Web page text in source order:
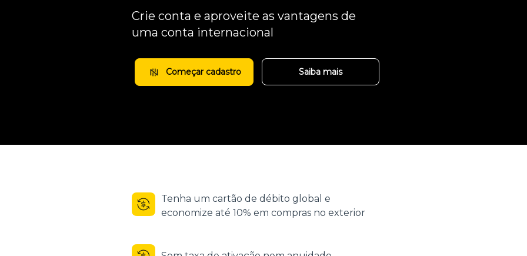
Crie conta e aproveite as vantagens de
uma conta internacional
Começar cadastro Saiba mais
Tenha um cartão de débito global e
economize até 10% em compras no exterior